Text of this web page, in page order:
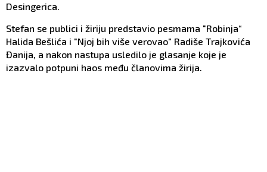
Desingerica.
Stefan se publici i žiriju predstavio pesmama "Robinja“
Halida Bešlića i "Njoj bih više verovao" Radiše Trajkovića
Đanija, a nakon nastupa usledilo je glasanje koje je
izazvalo potpuni haos među članovima žirija.